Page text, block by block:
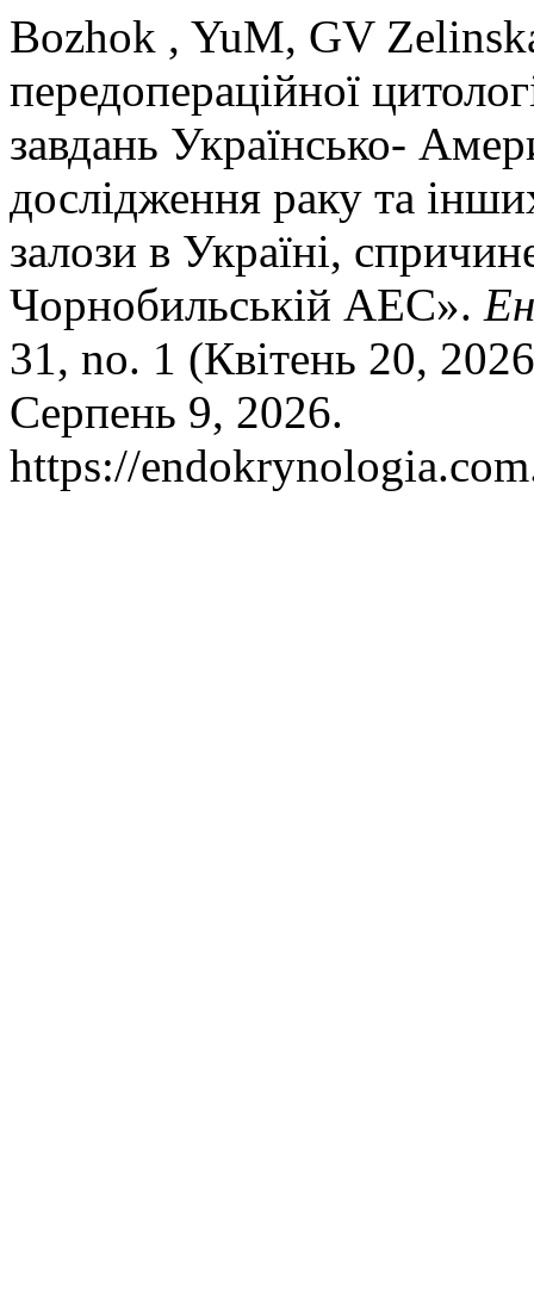
Bozhok , YuM, GV
передопераційної
завдань Українсько-
дослідження раку та
залози в Україні,
Чорнобильській АЕС».
31, no. 1 (Квітень 20,
Серпень 9, 2026.
https://